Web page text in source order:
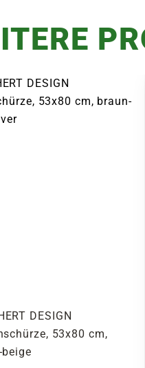
DESIGN
53x80 cm,